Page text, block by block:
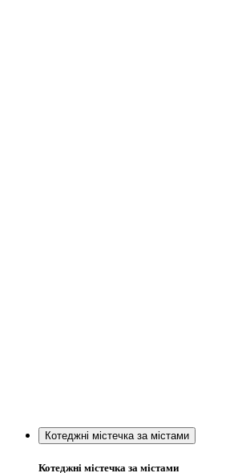
Котеджні містечка за містами
Котеджні містечка за містами